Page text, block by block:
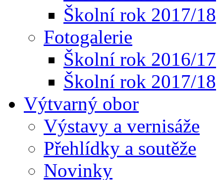
Školní rok 2017/18
Fotogalerie
Školní rok 2016/17
Školní rok 2017/18
Výtvarný obor
Výstavy a vernisáže
Přehlídky a soutěže
Novinky